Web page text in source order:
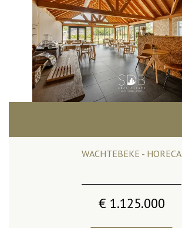
WACHTEBEKE - HORECA
€ 1.125.000